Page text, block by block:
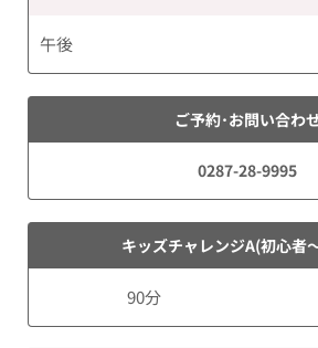
午後
ご予約･お問い合わ
0287-28-9995
キッズチャレンジA(初心者
90分